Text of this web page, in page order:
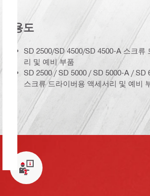
용도
SD 2500/SD 4500/SD 4500-A 스크류
리 및 예비 부품
SD 2500 / SD 5000 / SD 5000-A / SD
스크류 드라이버용 액세서리 및 예비